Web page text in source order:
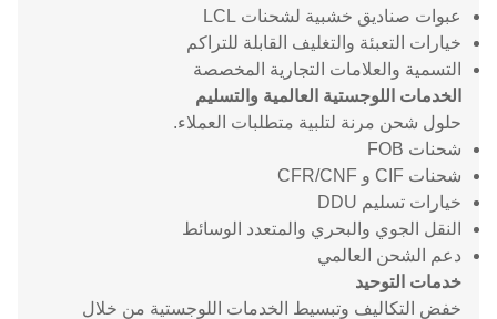
عبوات صناديق خشبية لشحنات LCL
خيارات التعبئة والتغليف القابلة للتراكم
التسمية والعلامات التجارية المخصصة
الخدمات اللوجستية العالمية والتسليم
حلول شحن مرنة لتلبية متطلبات العملاء.
شحنات FOB
شحنات CIF و CFR/CNF
خيارات تسليم DDU
النقل الجوي والبحري والمتعدد الوسائط
دعم الشحن العالمي
خدمات التوحيد
خفض التكاليف وتبسيط الخدمات اللوجستية من خلال